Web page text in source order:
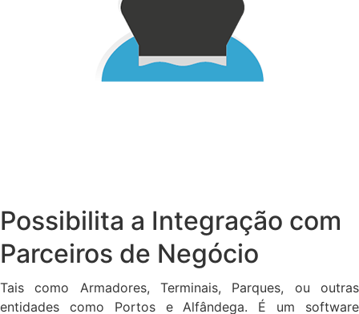
Possibilita a Integração com
Parceiros de Negócio
Tais como Armadores, Terminais, Parques, ou outras
entidades como Portos e Alfândega. É um software